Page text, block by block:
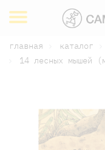
главная каталог
14 лесных мышей